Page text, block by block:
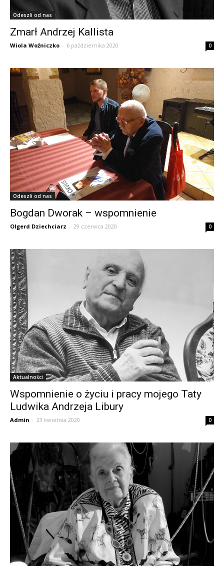
Odeszli od nas
Zmarł Andrzej Kallista
Wiola Woźniczko - 6 października 2020 0
Odeszli od nas
Bogdan Dworak – wspomnienie
Olgerd Dziechciarz - 29 czerwca 2020 0
Aktualności
Wspomnienie o życiu i pracy mojego Taty
Ludwika Andrzeja Libury
Admin - 23 kwietnia 2020 0